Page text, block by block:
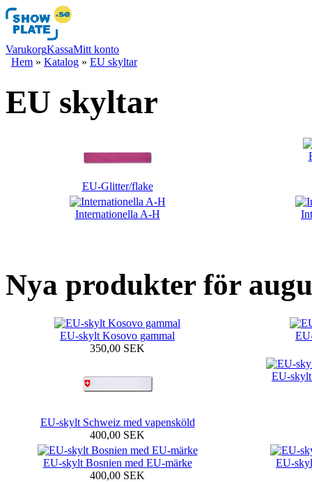
VarukorgKassaMitt konto
Hem » Katalog » EU skyltar
EU skyltar
EU-Glitter/flake
Internationella A-H
Nya produkter för
EU-skylt Kosovo gammal
350,00 SEK
EU-skylt Schweiz med vapensköld
400,00 SEK
EU-
EU-skylt Bosnien med EU-märke
400,00 SEK
EU-